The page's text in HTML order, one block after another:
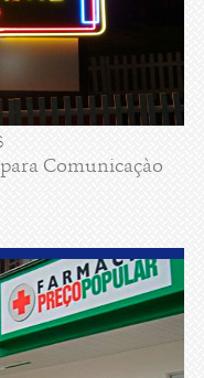
Comunicaçào